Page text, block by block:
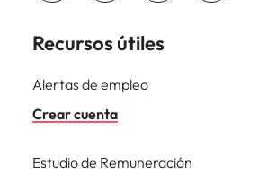
Recursos útiles
Alertas de empleo
Crear cuenta
Estudio de Remuneración